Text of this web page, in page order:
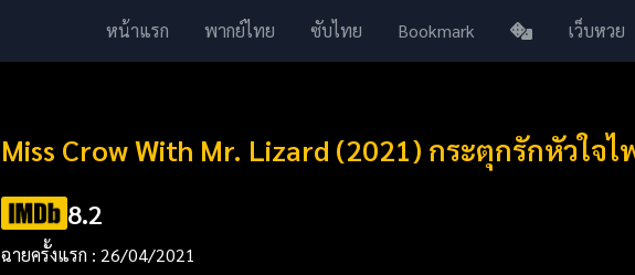
หน้าแรก พากย์ไทย ซับไทย Bookmark เว็บหวย
Miss Crow With Mr. Lizard (2021) กระตุกรักหัวใ
8.2
ฉายครั้งแรก : 26/04/2021